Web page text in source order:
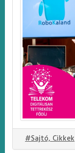
#Sajtó, Cikkek